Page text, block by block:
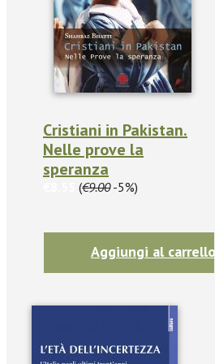
Cristiani in Pakistan.
Nelle prove la
speranza
(€9.00-5%)
Aggiungi al carrello